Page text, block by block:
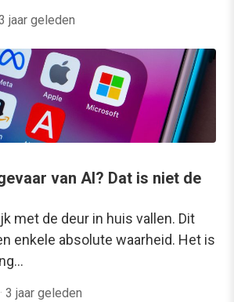
jaar geleden
van AI? Dat is niet de
met de deur in huis vallen. Dit
enkele absolute waarheid. Het is
· 3 jaar geleden